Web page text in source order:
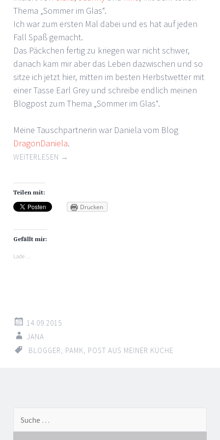
Thema „Sommer im Glas“.
Ich war zum ersten Mal dabei und es hat auf jeden
Fall Spaß gemacht.
Das Päckchen fertig zu kriegen war nicht schwer,
danach kam mir aber das Leben dazwischen und so
sitze ich jetzt hier, mitten im besten Herbstwetter mit
einer Tasse Earl Grey und schreibe endlich meinen
Blogpost zum Thema „Sommer im Glas“.
Meine Tauschpartnerin war Daniela vom Blog
DragonDaniela.
WEITERLESEN →
Teilen mit:
Drucken
Gefällt mir:
Lade …
14.09.2015
JANA
BLOGGER, PAMK, POST AUS MEINER KÜCHE